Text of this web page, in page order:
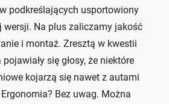
podkreślających usportowiony
wersji. Na plus zaliczamy jakość
i montaż. Zresztą w kwestii
się głosy, że niektóre
kojarzą się nawet z autami
Bez uwag. Można